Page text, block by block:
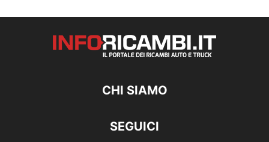
CHI SIAMO
SEGUICI